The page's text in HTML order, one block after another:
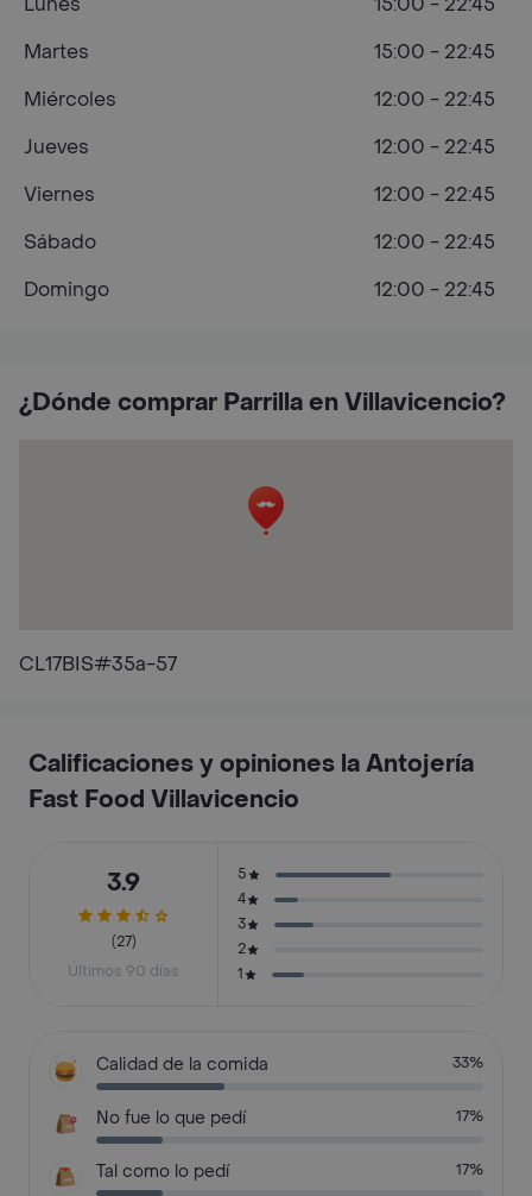
¿Dónde comprar Parrilla en Villavicencio?
CL17BIS#35a-57
Martes
15:00 - 22:45
Miércoles
12:00 - 22:45
Jueves
12:00 - 22:45
Viernes
12:00 - 22:45
Sábado
12:00 - 22:45
Domingo
12:00 - 22:45
Calificaciones y opiniones la Antojería
Fast Food Villavicencio
3.9
(27)
Últimos 90 días
5
4
3
2
1
Calidad de la comida 33%
No fue lo que pedí 17%
Tal como lo pedí 17%